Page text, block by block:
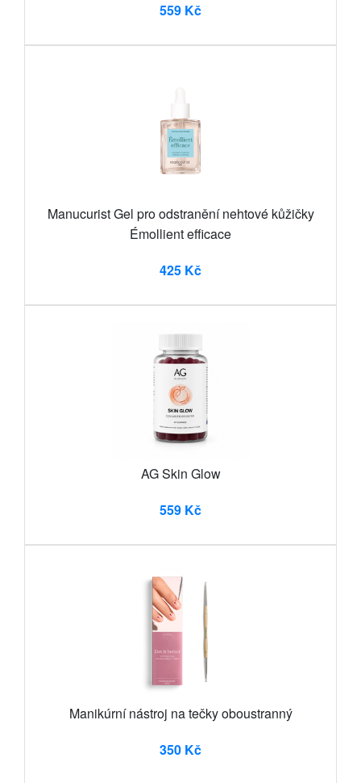
559 Kč
Manucurist Gel pro odstranění nehtové kůžičky
Émollient efficace
425 Kč
AG Skin Glow
559 Kč
Manikúrní nástroj na tečky oboustranný
350 Kč